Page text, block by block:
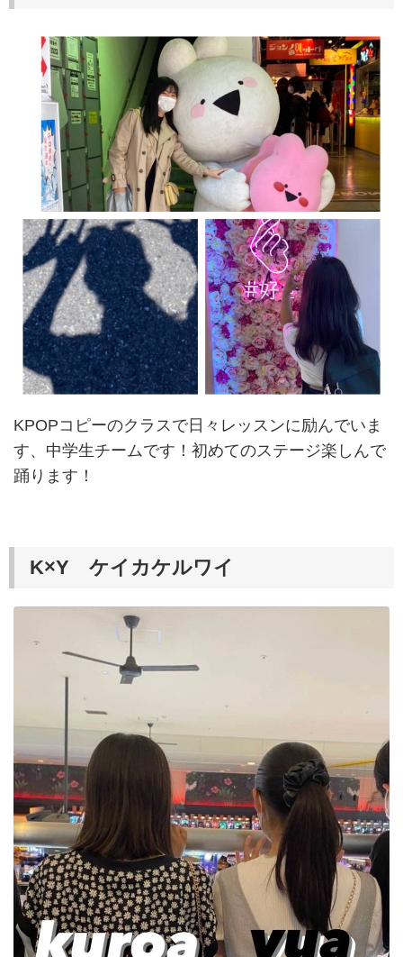
KPOPコピーのクラスで日々レッスンに励んでいま
す、中学生チームです！初めてのステージ楽しんで
踊ります！
K×Y ケイカケルワイ